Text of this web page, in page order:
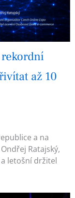
až 10
a na
Ratajský,
letošní držitel